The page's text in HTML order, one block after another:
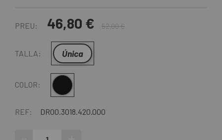
PREU: 46,80 € 52,00 €
TALLA: Única
COLOR: Negre
REF: DR00.3018.420.000